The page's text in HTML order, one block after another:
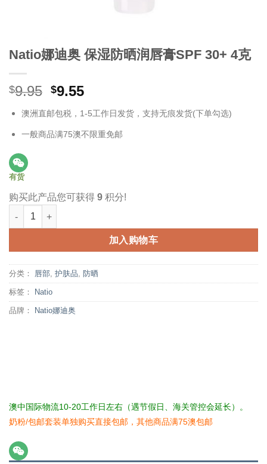
Natio娜迪奥 保湿防晒润唇膏SPF 30+ 4克
$9.95 原
为：
$9.95。
$9.55当
价
格
澳洲直邮包税，1-5工作日发货，支持无痕发货(下单勾选)
一般商品满75澳不限重免邮
有货
购买此产品您可获得 9 积分!
Natio娜迪奥 保湿防晒润唇膏SPF 30+ 4克 数量
加入购物车
分类： 唇部, 护肤品, 防晒
标签： Natio
品牌： Natio娜迪奥
澳中国际物流10-20工作日左右（遇节假日、海关管控会延长）。
奶粉/包邮套装单独购买直接包邮，其他商品满75澳包邮